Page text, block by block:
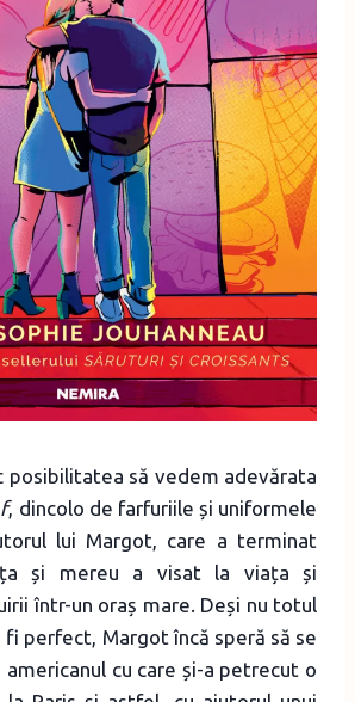
posibilitatea să vedem adevărata
, dincolo de farfuriile și uniformele
lui Margot, care a terminat
și mereu a visat la viața și
într-un oraș mare. Deși nu totul
perfect, Margot încă speră să se
americanul cu care și-a petrecut o